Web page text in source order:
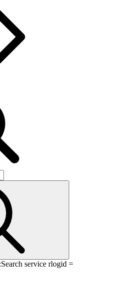
Search service rlogid =